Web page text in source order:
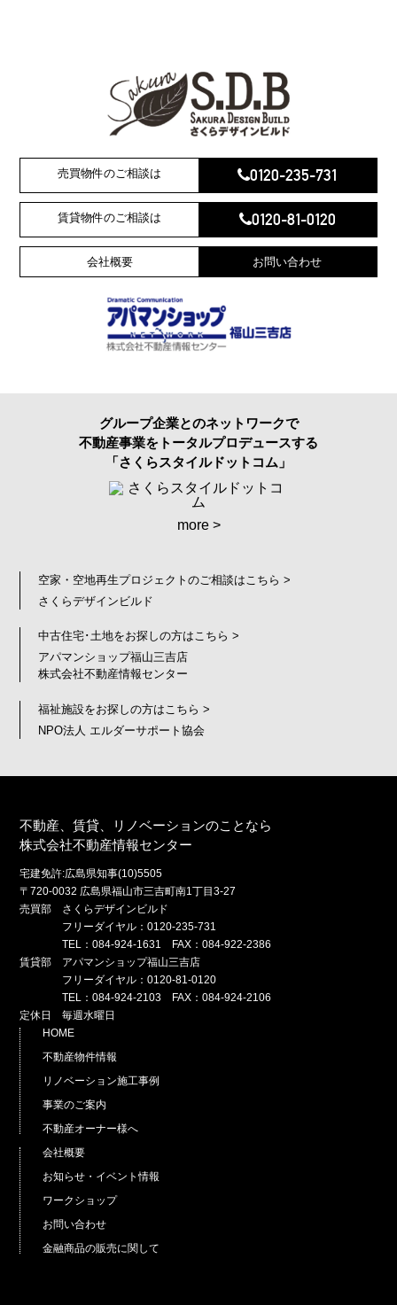
売買物件のご相談は 0120-235-731
賃貸物件のご相談は 0120-81-0120
会社概要 お問い合わせ
グループ企業とのネットワークで
不動産事業をトータルプロデュースする
「さくらスタイルドットコム」
more >
空家・空地再生プロジェクトのご相談はこちら >
さくらデザインビルド
中古住宅･土地をお探しの方はこちら >
アパマンショップ福山三吉店
株式会社不動産情報センター
福祉施設をお探しの方はこちら >
NPO法人 エルダーサポート協会
不動産、賃貸、リノベーションのことなら
株式会社不動産情報センター
宅建免許:広島県知事(10)5505
〒720-0032 広島県福山市三吉町南1丁目3-27
売買部 さくらデザインビルド
フリーダイヤル：0120-235-731
TEL：084-924-1631 FAX：084-922-2386
賃貸部 アパマンショップ福山三吉店
フリーダイヤル：0120-81-0120
TEL：084-924-2103 FAX：084-924-2106
定休日 毎週水曜日
HOME
不動産物件情報
リノベーション施工事例
事業のご案内
不動産オーナー様へ
会社概要
お知らせ・イベント情報
ワークショップ
お問い合わせ
金融商品の販売に関して